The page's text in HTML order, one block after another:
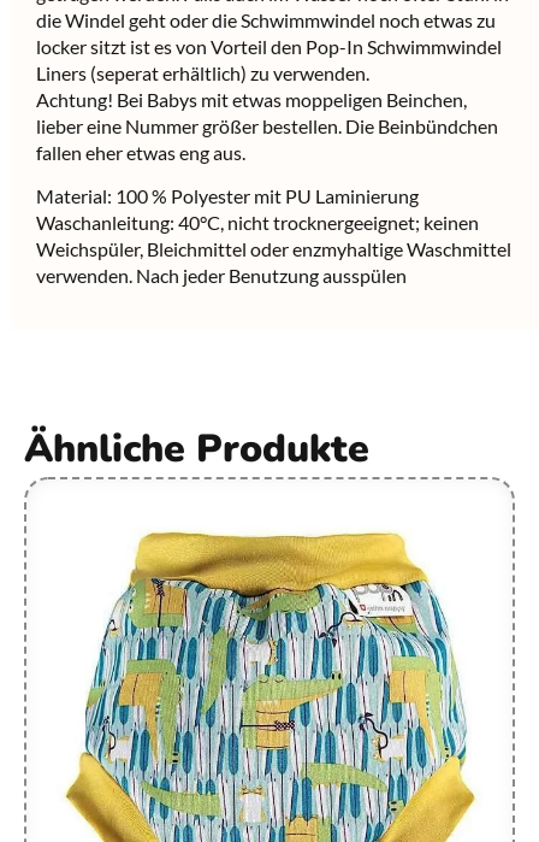
die Windel geht oder die Schwimmwindel noch etwas zu
locker sitzt ist es von Vorteil den Pop-In Schwimmwindel
Liners (seperat erhältlich) zu verwenden.
Achtung! Bei Babys mit etwas moppeligen Beinchen,
lieber eine Nummer größer bestellen. Die Beinbündchen
fallen eher etwas eng aus.
Material: 100 % Polyester mit PU Laminierung
Waschanleitung: 40°C, nicht trocknergeeignet; keinen
Weichspüler, Bleichmittel oder enzmyhaltige Waschmittel
verwenden. Nach jeder Benutzung ausspülen
Ähnliche Produkte